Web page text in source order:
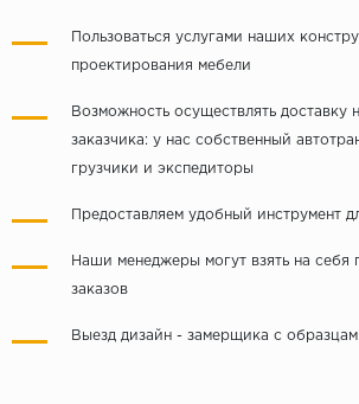
Пользоваться услугами наших
проектирования мебели
Возможность осуществлять доставку
заказчика: у нас собственный
грузчики и экспедиторы
Предоставляем удобный инструмент
Наши менеджеры могут взять на себя
заказов
Выезд дизайн - замерщика с